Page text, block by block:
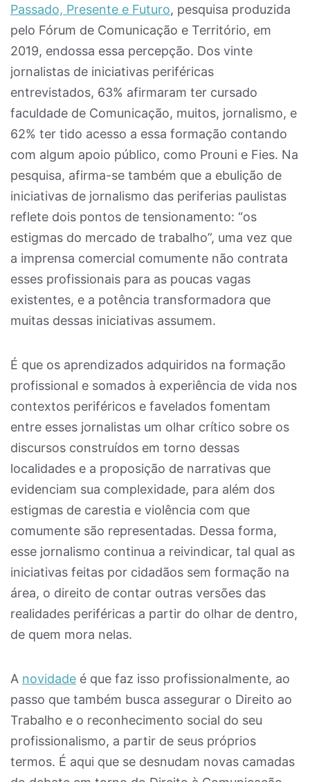
Passado, Presente e Futuro, pesquisa produzida
pelo Fórum de Comunicação e Território, em
2019, endossa essa percepção. Dos vinte
jornalistas de iniciativas periféricas
entrevistados, 63% afirmaram ter cursado
faculdade de Comunicação, muitos, jornalismo, e
62% ter tido acesso a essa formação contando
com algum apoio público, como Prouni e Fies. Na
pesquisa, afirma-se também que a ebulição de
iniciativas de jornalismo das periferias paulistas
reflete dois pontos de tensionamento: “os
estigmas do mercado de trabalho”, uma vez que
a imprensa comercial comumente não contrata
esses profissionais para as poucas vagas
existentes, e a potência transformadora que
muitas dessas iniciativas assumem.
É que os aprendizados adquiridos na formação
profissional e somados à experiência de vida nos
contextos periféricos e favelados fomentam
entre esses jornalistas um olhar crítico sobre os
discursos construídos em torno dessas
localidades e a proposição de narrativas que
evidenciam sua complexidade, para além dos
estigmas de carestia e violência com que
comumente são representadas. Dessa forma,
esse jornalismo continua a reivindicar, tal qual as
iniciativas feitas por cidadãos sem formação na
área, o direito de contar outras versões das
realidades periféricas a partir do olhar de dentro,
de quem mora nelas.
A novidade é que faz isso profissionalmente, ao
passo que também busca assegurar o Direito ao
Trabalho e o reconhecimento social do seu
profissionalismo, a partir de seus próprios
termos. É aqui que se desnudam novas camadas